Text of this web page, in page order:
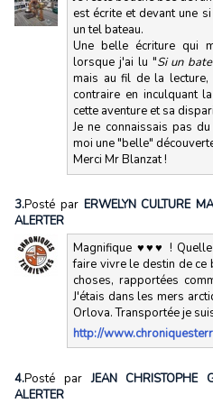
est écrite et devant une
un tel bateau.
Une belle écriture qui
lorsque j'ai lu "Si un
mais au fil de la
contraire en inculquant
cette aventure et sa
Je ne connaissais pas
moi une "belle"
Merci Mr Blanzat !
3.Posté par ERWELYN CULTURE
ALERTER
Magnifique ♥♥♥ !
faire vivre le destin de ce
choses, rapportées
J'étais dans les mers
Orlova. Transportée je
http://
4.Posté parJEAN CHRISTOPHE
ALERTER